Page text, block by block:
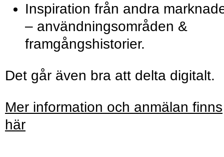
Inspiration från andra
– användningsområden &
framgångshistorier.
Det går även bra att delta digitalt.
Mer information och anmälan finns
här